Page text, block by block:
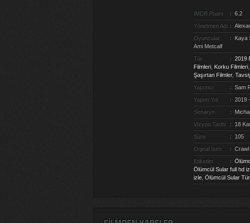
IMDB Puanı : 6.2
Yönetmen Adı :
Oyuncular
:
Kaya
Ami Metcalf
Tür
: 2019
Filmleri, Korku Filmleri,
Şaşırtan Filmler,
Yapımcı
: Sam
Yapım Yılı
: 2019
Senaryo
:
Vizyon Tarihi
: 18
Süre
: 105
Orjinal İsim
: Crawl
Etiketler
:
Ölümcül Sular full hd
izle, Ölümcül Sular